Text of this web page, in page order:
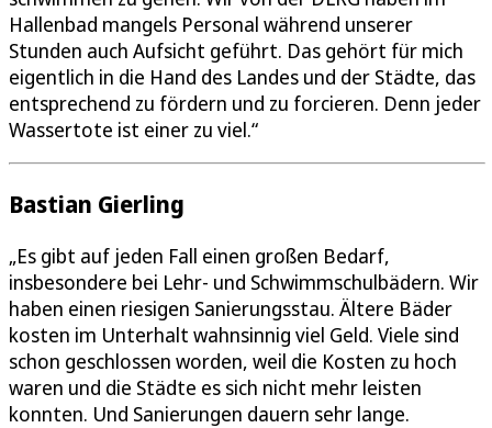
Hallenbad mangels Personal während unserer
Stunden auch Aufsicht geführt. Das gehört für mich
eigentlich in die Hand des Landes und der Städte, das
entsprechend zu fördern und zu forcieren. Denn jeder
Wassertote ist einer zu viel.“
Bastian Gierling
„Es gibt auf jeden Fall einen großen Bedarf,
insbesondere bei Lehr- und Schwimmschulbädern. Wir
haben einen riesigen Sanierungsstau. Ältere Bäder
kosten im Unterhalt wahnsinnig viel Geld. Viele sind
schon geschlossen worden, weil die Kosten zu hoch
waren und die Städte es sich nicht mehr leisten
konnten. Und Sanierungen dauern sehr lange.